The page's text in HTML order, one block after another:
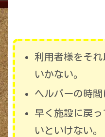
利用者様をそ
いかない。
ヘルパーの時間
早く施設に戻
いといけない。